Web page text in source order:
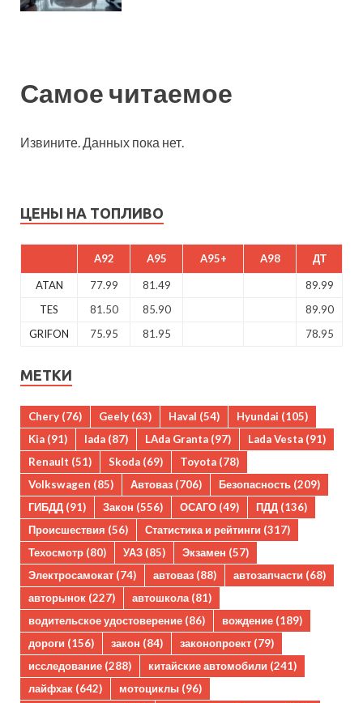
Самое читаемое
Извините. Данных пока нет.
ЦЕНЫ НА ТОПЛИВО
A92 A95 A95+ A98 ДТ
ATAN 77.99 81.49
89.99
TES
81.50 85.90
89.90
GRIFON
75.95 81.95 78.95
МЕТКИ
Chery (76) Geely (63) Haval (54) Hyundai (105)
Kia (91) lada (87) LAda Granta (97) Lada Vesta (91)
Renault (51) Skoda (69) Toyota (78)
Volkswagen (85) Автоваз (706) Безопасность (209)
ГИБДД (91) Закон (556) ОСАГО (49) ПДД (136)
Происшествия (56) Статистика и рейтинги (317)
Техосмотр (80) УАЗ (85) Экзамен (57)
Электросамокат (74) автоваз (88) автозапчасти (68)
авторынок (227) автошкола (81)
водительское удостоверение (86) вождение (189)
дороги (156) закон (84) законопроект (79)
исследование (288) китайские автомобили (241)
лайфхак (642) мотоциклы (96)